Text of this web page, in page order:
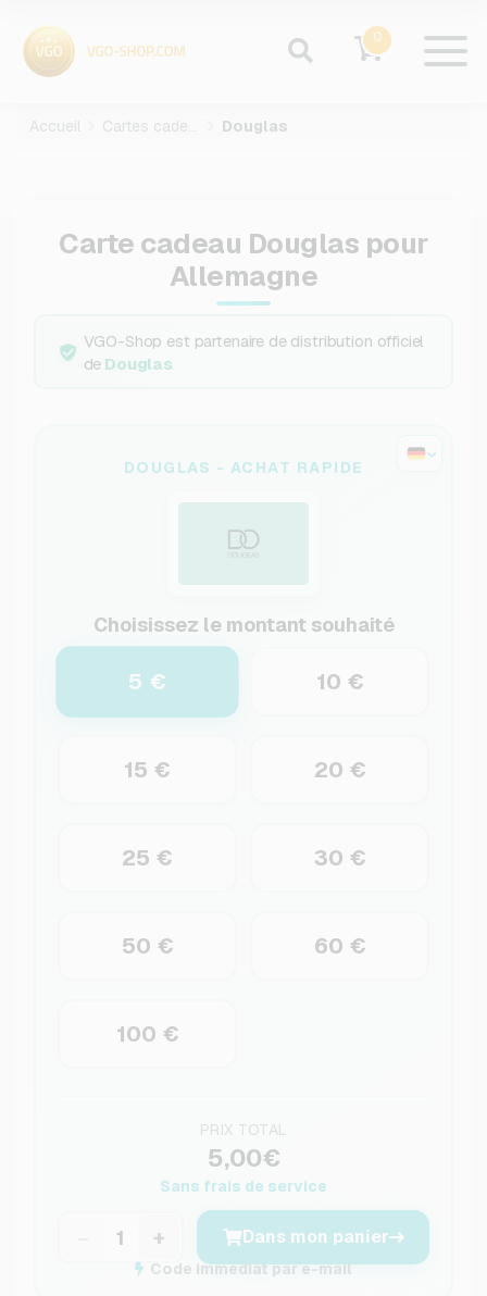
0
Accueil Cartes cadeaux Douglas
Carte cadeau Douglas pour
Allemagne
VGO-Shop est partenaire de distribution officiel
de Douglas
DOUGLAS - ACHAT RAPIDE
Choisissez le montant souhaité
5 € 10 €
15 € 20 €
25 € 30 €
50 € 60 €
100 €
PRIX TOTAL
5,00€
Sans frais de service
+ Dans mon panier
Code immédiat par e-mail